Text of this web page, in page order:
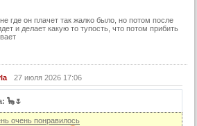
где он плачет так жалко было, но потом после
и делает какую то тупость, что потом прибить
27 июля 2026 17:06
🦕🌷
очень понравилось